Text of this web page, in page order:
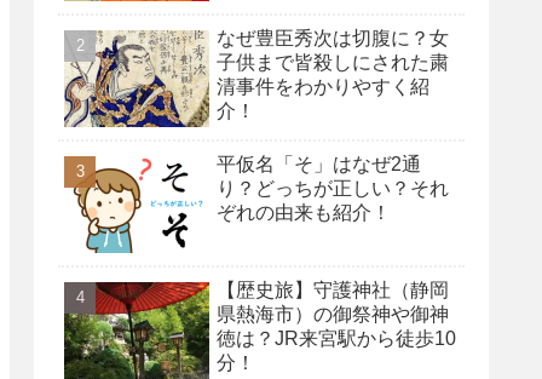
なぜ豊臣秀次は切腹に？女
子供まで皆殺しにされた粛
清事件をわかりやすく紹
介！
平仮名「そ」はなぜ2通
り？どっちが正しい？それ
ぞれの由来も紹介！
【歴史旅】守護神社（静岡
県熱海市）の御祭神や御神
徳は？JR来宮駅から徒歩10
分！